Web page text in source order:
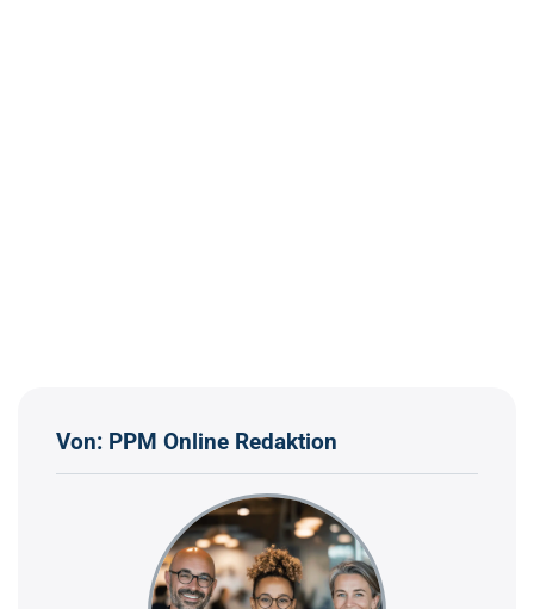
Von: PPM Online Redaktion